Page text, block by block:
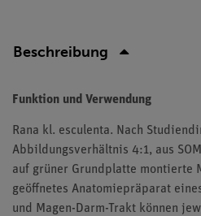
Beschreibung
Funktion und Verwendung
Rana kl. esculenta. Nach
Abbildungsverhältnis 4:1, aus
auf grüner Grundplatte montierte
geöffnetes Anatomiepräparat
und Magen-Darm-Trakt können